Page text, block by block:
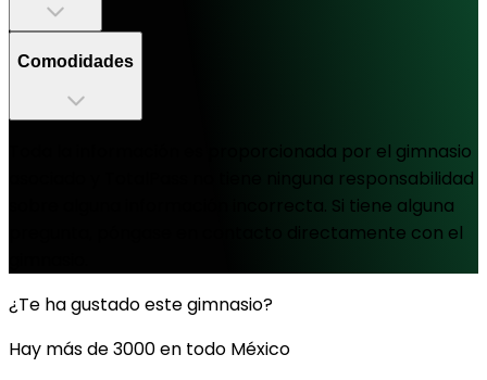
Comodidades
Toda la información es proporcionada por el gimnasio
asociado y TotalPass no tiene ninguna responsabilidad
sobre alguna información incorrecta. Si tiene alguna
pregunta, póngase en contacto directamente con el
¿Te ha gustado este gimnasio?
Hay más de 3000 en todo México